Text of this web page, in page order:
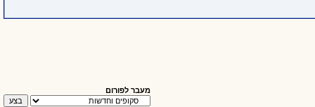
מעבר לפורום